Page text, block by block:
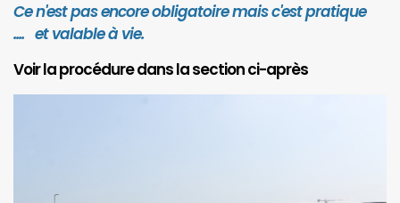
Ce n'est pas encore obligatoire mais c'est pratique
.... et valable à vie.
Voir la procédure dans la section ci-après